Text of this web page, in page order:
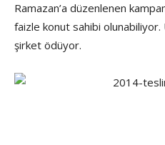
Ramazan’a düzenlenen
faizle konut sahibi olunabiliyor.
şirket ödüyor.